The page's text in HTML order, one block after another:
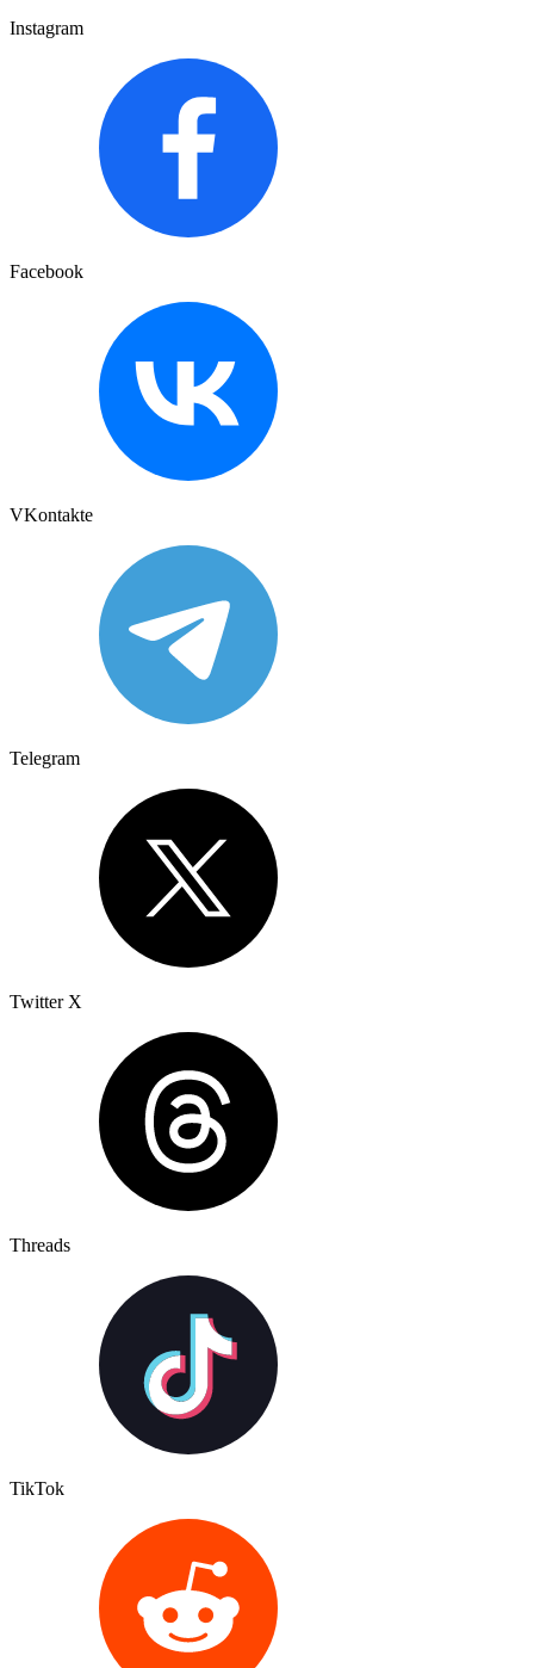
Instagram
Facebook
VKontakte
Telegram
Twitter X
Threads
TikTok